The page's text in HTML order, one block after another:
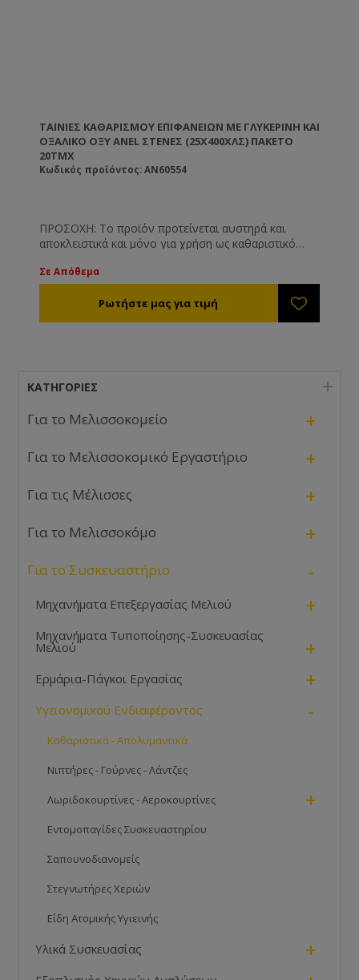
ΤΑΙΝΊΕΣ ΚΑΘΑΡΙΣΜΟΎ ΕΠΙΦΑΝΕΊΩΝ ΜΕ ΓΛΥΚΕΡΊΝΗ ΚΑΙ
ΟΞΑΛΙΚΌ ΟΞΎ ANEL ΣΤΕΝΈΣ (25X400ΧΛΣ) ΠΑΚΈΤΟ
20ΤΜΧ
Κωδικός προϊόντος: AN60554
ΠΡΟΣΟΧΗ: Το προϊόν προτείνεται αυστηρά και
αποκλειστικά και μόνο για χρήση ως καθαριστικό
αρμόδιες υπηρεσίες. Το προϊόν δεν προτείνεται και
αναγραφόμενων στην ετικέτα του.
Σε Απόθεμα
ΚΑΤΗΓΟΡΊΕΣ
Για το Μελισσοκομείο +
Για το Μελισσοκομικό Εργαστήριο +
Για τις Μέλισσες +
Για το Μελισσοκόμο +
Για το Συσκευαστήριο -
Μηχανήματα Επεξεργασίας Μελιού +
Μηχανήματα Τυποποίησης-Συσκευασίας
Μελιού +
Ερμάρια-Πάγκοι Εργασίας +
Υγειονομικού Ενδιαφέροντος -
Καθαριστικά - Απολυμαντικά
Νιπτήρες - Γούρνες - Λάντζες
Λωριδοκουρτίνες - Αεροκουρτίνες +
Εντομοπαγίδες Συσκευαστηρίου
Σαπουνοδιανομείς
Στεγνωτήρες Χεριών
Είδη Ατομικής Υγιεινής
Υλικά Συσκευασίας +